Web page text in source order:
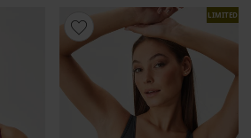
LIMITED